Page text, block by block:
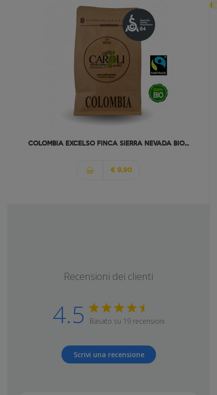
COLOMBIA EXCELSO FINCA SIERRA NEVADA BIO...
€ 9,90
Recensioni dei clienti
4.5 Basato su 19 recensioni
Scrivi una recensione